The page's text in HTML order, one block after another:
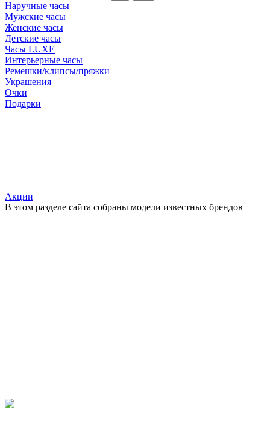
Наручные часы
Мужские часы
Женские часы
Детские часы
Часы LUXE
Интерьерные часы
Ремешки/клипсы/пряжки
Украшения
Очки
Подарки
Акции
В этом разделе сайта собраны модели известных брендов